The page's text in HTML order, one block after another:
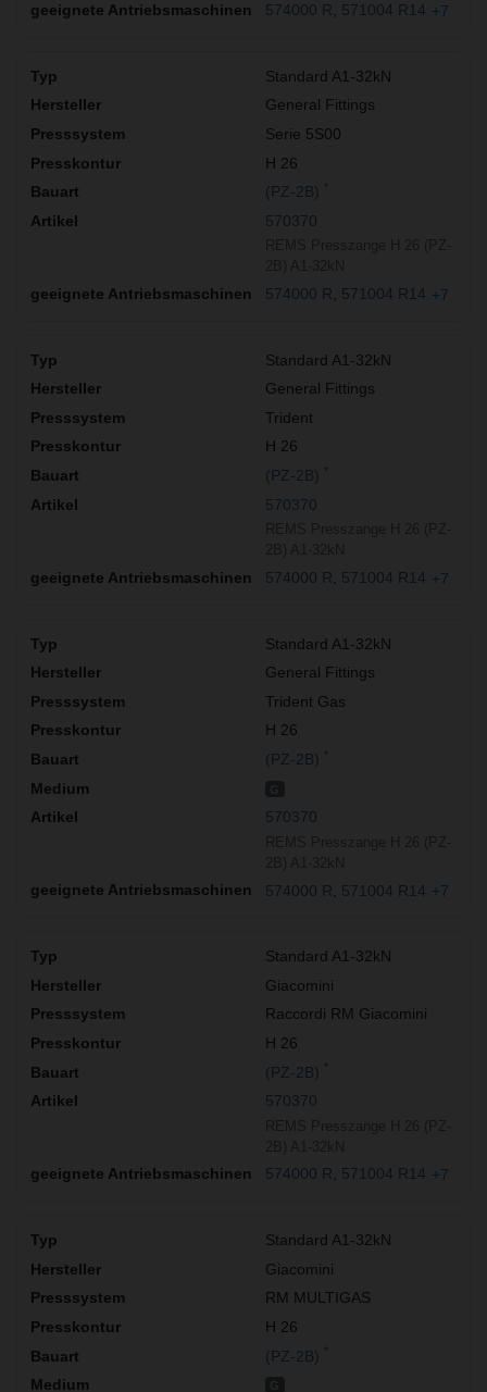
574000 R 571004 R14 +7
Standard A1-32kN
General Fittings
Serie 5S00
H 26
(PZ-2B)
570370
574000 R 571004 R14 +7
Standard A1-32kN
General Fittings
Trident
H 26
(PZ-2B)
570370
574000 R 571004 R14 +7
Standard A1-32kN
General Fittings
Trident Gas
H 26
(PZ-2B)
570370
574000 R 571004 R14 +7
Standard A1-32kN
Giacomini
Raccordi RM Giacomini
H 26
(PZ-2B)
570370
574000 R 571004 R14 +7
Standard A1-32kN
Giacomini
RM MULTIGAS
H 26
(PZ-2B)